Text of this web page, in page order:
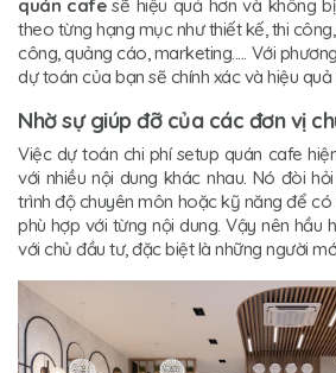
quán cafesẽ hiệu quả hơn và không
theo từng hạng mục như thiết kế, thi
công, quảng cáo, marketing..... Với
dự toán của bạn sẽ chính xác và hiệu quả
Nhờ sự giúp đỡ của các đơn vị
Việc dự toán chi phí setup quán cafe
với nhiều nội dung khác nhau. Nó đòi
trình độ chuyên môn hoặc kỹ năng để
phù hợp với từng nội dung. Vậy nên hầu
với chủ đầu tư, đặc biệt là những người